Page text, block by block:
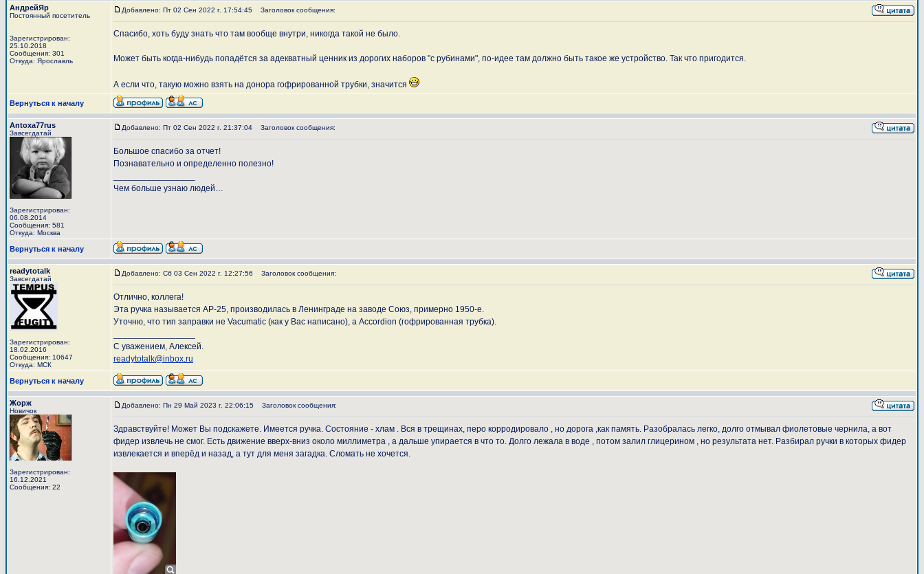
АндрейЯр
Постоянный посетитель
Зарегистрирован:
25.10.2018
Сообщения: 301
Откуда: Ярославль
Добавлено: Пт 02 Сен 2022 г. 17:54:45 Заголовок сообщения:
Спасибо, хоть буду знать что там вообще внутри, никогда такой не было.
Может быть когда-нибудь попадётся за адекватный ценник из дорогих наборов "с рубинами", по-идее там должно быть такое же устройство. Так что пригодится.
А если что, такую можно взять на донора гофрированной трубки, значится
Вернуться к началу
Antoxa77rus
Завсегдатай
Зарегистрирован:
06.08.2014
Сообщения: 581
Откуда: Москва
Добавлено: Пт 02 Сен 2022 г. 21:37:04 Заголовок сообщения:
Большое спасибо за отчет!
Познавательно и определенно полезно!
Чем больше узнаю людей…
Вернуться к началу
readytotalk
Завсегдатай
Зарегистрирован:
18.02.2016
Сообщения: 10647
Откуда: МСК
Добавлено: Сб 03 Сен 2022 г. 12:27:56 Заголовок сообщения:
Отлично, коллега!
Эта ручка называется АР-25, производилась в Ленинграде на заводе Союз, примерно 1950-е.
Уточню, что тип заправки не Vacumatic (как у Вас написано), а Accordion (гофрированная трубка).
С уважением, Алексей.
readytotalk@inbox.ru
Вернуться к началу
Жорж
Новичок
Зарегистрирован:
16.12.2021
Сообщения: 22
Добавлено: Пн 29 Май 2023 г. 22:06:15 Заголовок сообщения:
Здравствуйте! Может Вы подскажете. Имеется ручка. Состояние - хлам . Вся в трещинах, перо корродировало , но дорога ,как память. Разобралась легко, долго отмывал фиолетовые чернила, а вот
фидер извлечь не смог. Есть движение вверх-вниз около миллиметра , а дальше упирается в что то. Долго лежала в воде , потом залил глицерином , но результата нет. Разбирал ручки в которых фидер
извлекается и вперёд и назад, а тут для меня загадка. Сломать не хочется.